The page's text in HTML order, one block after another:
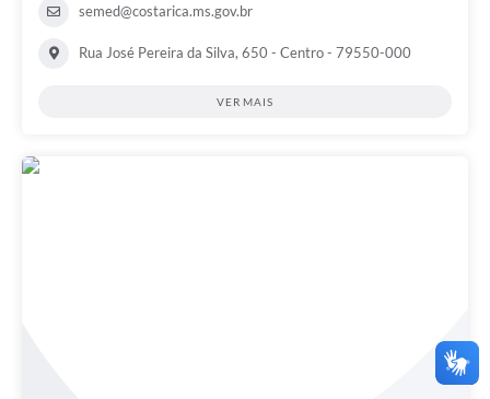
semed@costarica.ms.gov.br
Rua José Pereira da Silva, 650 - Centro - 79550-000
VER MAIS